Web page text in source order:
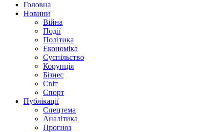
Головна
Новини
Війна
Події
Політика
Економіка
Суспільство
Корупція
Бізнес
Світ
Спорт
Публікації
Спецтема
Аналітика
Прогноз